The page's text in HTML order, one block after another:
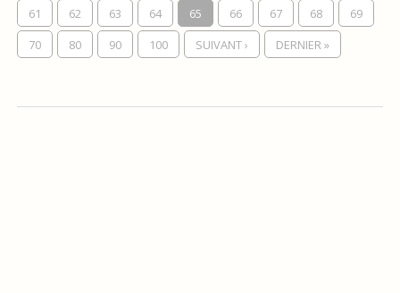
61
62 63 64 65 66 67 68
69
70
80 90 100 SUIVANT › DERNIER »